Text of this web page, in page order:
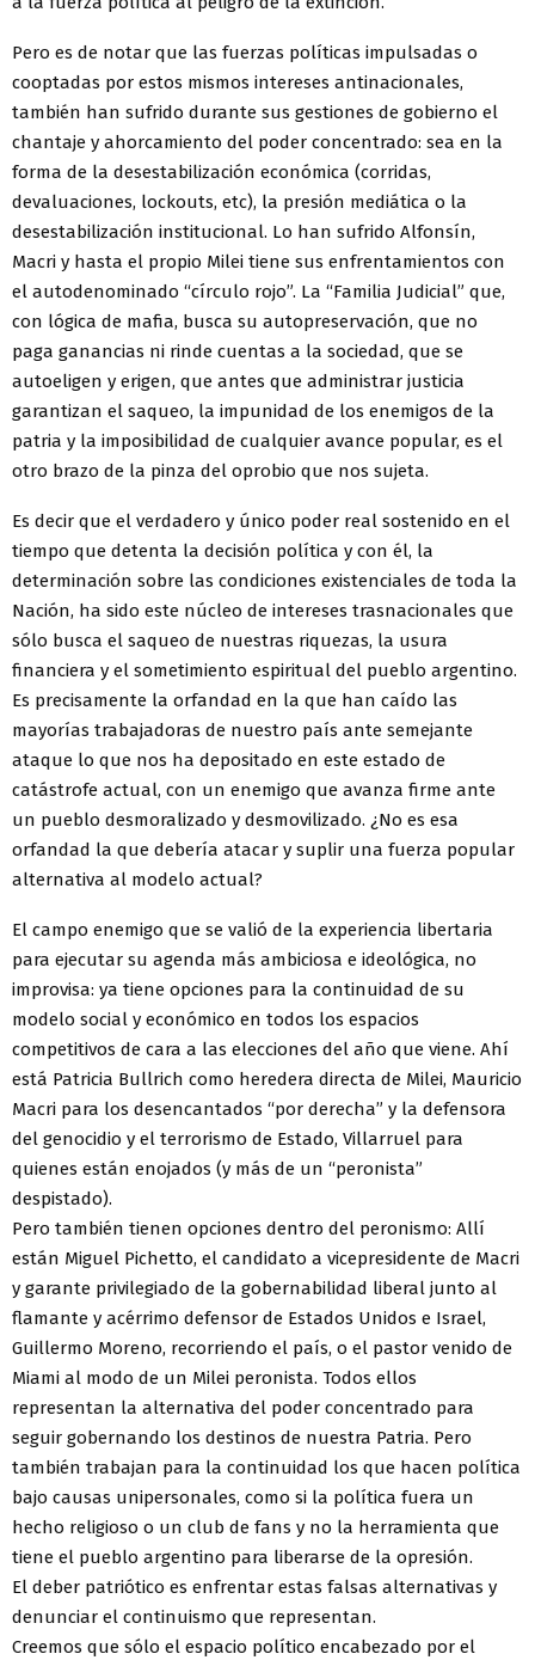
Pero es de notar que las fuerzas políticas impulsadas o
cooptadas por estos mismos intereses antinacionales,
también han sufrido durante sus gestiones de gobierno el
chantaje y ahorcamiento del poder concentrado: sea en la
forma de la desestabilización económica (corridas,
devaluaciones, lockouts, etc), la presión mediática o la
desestabilización institucional. Lo han sufrido Alfonsín,
Macri y hasta el propio Milei tiene sus enfrentamientos con
el autodenominado “círculo rojo”. La “Familia Judicial” que,
con lógica de mafia, busca su autopreservación, que no
paga ganancias ni rinde cuentas a la sociedad, que se
autoeligen y erigen, que antes que administrar justicia
garantizan el saqueo, la impunidad de los enemigos de la
patria y la imposibilidad de cualquier avance popular, es el
otro brazo de la pinza del oprobio que nos sujeta.
Es decir que el verdadero y único poder real sostenido en el
tiempo que detenta la decisión política y con él, la
determinación sobre las condiciones existenciales de toda la
Nación, ha sido este núcleo de intereses trasnacionales que
sólo busca el saqueo de nuestras riquezas, la usura
financiera y el sometimiento espiritual del pueblo argentino.
Es precisamente la orfandad en la que han caído las
mayorías trabajadoras de nuestro país ante semejante
ataque lo que nos ha depositado en este estado de
catástrofe actual, con un enemigo que avanza firme ante
un pueblo desmoralizado y desmovilizado. ¿No es esa
orfandad la que debería atacar y suplir una fuerza popular
alternativa al modelo actual?
El campo enemigo que se valió de la experiencia libertaria
para ejecutar su agenda más ambiciosa e ideológica, no
improvisa: ya tiene opciones para la continuidad de su
modelo social y económico en todos los espacios
competitivos de cara a las elecciones del año que viene. Ahí
está Patricia Bullrich como heredera directa de Milei, Mauricio
Macri para los desencantados “por derecha” y la defensora
del genocidio y el terrorismo de Estado, Villarruel para
quienes están enojados (y más de un “peronista”
despistado).
Pero también tienen opciones dentro del peronismo: Allí
están Miguel Pichetto, el candidato a vicepresidente de Macri
y garante privilegiado de la gobernabilidad liberal junto al
flamante y acérrimo defensor de Estados Unidos e Israel,
Guillermo Moreno, recorriendo el país, o el pastor venido de
Miami al modo de un Milei peronista. Todos ellos
representan la alternativa del poder concentrado para
seguir gobernando los destinos de nuestra Patria. Pero
también trabajan para la continuidad los que hacen política
bajo causas unipersonales, como si la política fuera un
hecho religioso o un club de fans y no la herramienta que
tiene el pueblo argentino para liberarse de la opresión.
El deber patriótico es enfrentar estas falsas alternativas y
denunciar el continuismo que representan.
Creemos que sólo el espacio político encabezado por el